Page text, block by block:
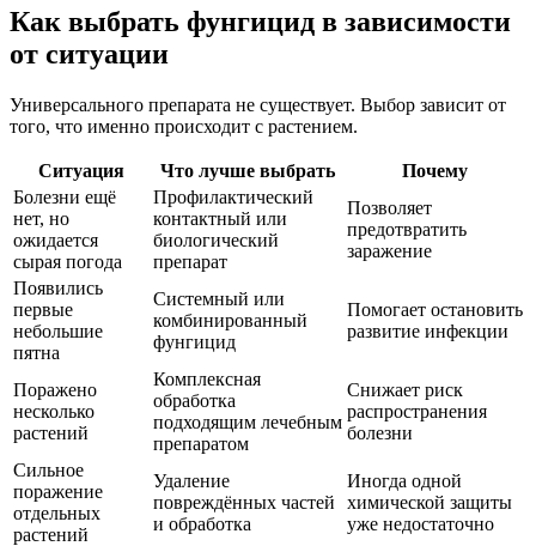
Как выбрать фунгицид в зависимости
от ситуации
Универсального препарата не существует. Выбор зависит от
того, что именно происходит с растением.
Ситуация Что лучше выбрать
Почему
Болезни ещё
нет, но
ожидается
сырая погода
Профилактический
контактный или
биологический
препарат
Позволяет
предотвратить
заражение
Появились
первые
небольшие
пятна
Системный или
комбинированный
фунгицид
Помогает остановить
развитие инфекции
Поражено
несколько
растений
Комплексная
обработка
подходящим лечебным
препаратом
Снижает риск
распространения
болезни
Сильное
поражение
отдельных
растений
Удаление
повреждённых частей
и обработка
Иногда одной
химической защиты
уже недостаточно